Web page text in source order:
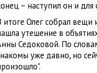
– наступил он и
итоге Олег собрал вещи
утешение в
Седоковой. По
уже давно, но